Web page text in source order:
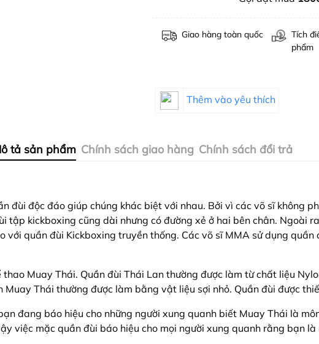
Giao hàng toàn quốc
Tích
phẩm
Thêm vào yêu thích
tả sản phẩm Chính sách giao hàng Chính sách đổi trả
đùi độc đáo giúp chúng khác biệt với nhau. Bởi vì các võ sĩ không
tập kickboxing cũng dài nhưng có đường xẻ ở hai bên chân. Ngoài
với quần đùi Kickboxing truyền thống. Các võ sĩ MMA sử dụng
Muay Thái. Quần đùi Thái Lan thường được làm từ chất liệu
Thái thường được làm bằng vật liệu sợi nhỏ. Quần đùi được
đang báo hiệu cho những người xung quanh biết Muay Thái là
việc mặc quần đùi báo hiệu cho mọi người xung quanh rằng bạn là